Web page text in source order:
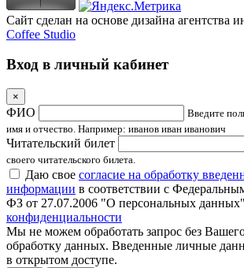
Сайт сделан на основе дизайна агентства
Coffee Studio
Вход в личный кабинет
×
ФИО
Введите
имя и отчество. Например: иванов иван иванович
Читательский билет
своего читательского билета.
Даю свое согласие на обработку
информации в соответствии с
ФЗ от 27.07.2006 "О персональных
конфиденциальности
Мы не можем обработать запрос без
обработку данных. Введенные личные
в открытом доступе.